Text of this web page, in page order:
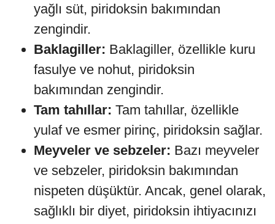
yağlı süt, piridoksin bakımından
zengindir.
Baklagiller: Baklagiller, özellikle kuru
fasulye ve nohut, piridoksin
bakımından zengindir.
Tam tahıllar: Tam tahıllar, özellikle
yulaf ve esmer pirinç, piridoksin sağlar.
Meyveler ve sebzeler: Bazı meyveler
ve sebzeler, piridoksin bakımından
nispeten düşüktür. Ancak, genel olarak,
sağlıklı bir diyet, piridoksin ihtiyacınızı